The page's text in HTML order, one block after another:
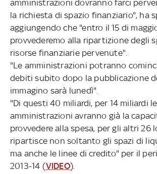
amministrazioni dovranno farci
la richiesta di spazio finanziario", ha
aggiungendo che "entro il 15 di
provvederemo alla ripartizione degli
risorse finanziarie pervenute".
"Le amministrazioni potranno
debiti subito dopo la pubblicazione
immagino sarà lunedì".
"Di questi 40 miliardi, per 14 miliardi le
amministrazioni avranno già la
provvedere alla spesa, per gli altri 26
ripartisce non soltanto gli spazi di
ma anche le linee di credito" per il
2013-14 (VIDEO).